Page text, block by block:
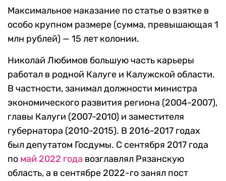
Максимальное наказание по статье о взятке в
особо крупном размере (сумма, превышающая 1
млн рублей) — 15 лет колонии.
Николай Любимов большую часть карьеры
работал в родной Калуге и Калужской области.
В частности, занимал должности министра
экономического развития региона (2004-2007),
главы Калуги (2007-2010) и заместителя
губернатора (2010-2015). В 2016-2017 годах
был депутатом Госдумы. С сентября 2017 года
по май 2022 года возглавлял Рязанскую
область, а в сентябре 2022-го занял пост